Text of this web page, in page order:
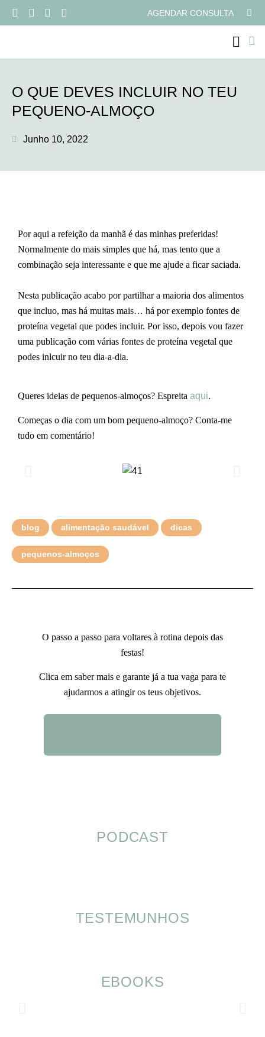
AGENDAR CONSULTA
O QUE DEVES INCLUIR NO TEU
PEQUENO-ALMOÇO
Junho 10, 2022
Por aqui a refeição da manhã é das minhas preferidas!
Normalmente do mais simples que há, mas tento que a
combinação seja interessante e que me ajude a ficar saciada.
Nesta publicação acabo por partilhar a maioria dos alimentos
que incluo, mas há muitas mais… há por exemplo fontes de
proteína vegetal que podes incluir. Por isso, depois vou fazer
uma publicação com várias fontes de proteína vegetal que
podes inlcuir no teu dia-a-dia.
Queres ideias de pequenos-almoços? Espreita aqui.
Começas o dia com um bom pequeno-almoço? Conta-me
tudo em comentário!
blog alimentação saudável dicas
pequenos-almoços
O passo a passo para voltares à rotina depois das
festas!
Clica em saber mais e garante já a tua vaga para te
ajudarmos a atingir os teus objetivos.
PODCAST
TESTEMUNHOS
EBOOKS